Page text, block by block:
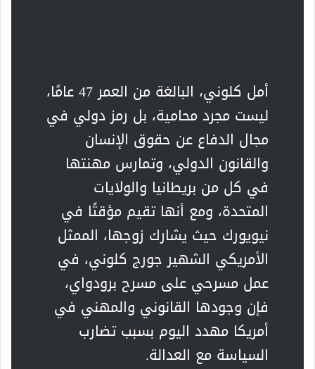
أمل كلوني، البالغة من العمر 47 عامًا،
ليست مجرد محامية، بل رمز دولي في
مجال الدفاع عن حقوق الإنسان
والقانون الدولي، وتمارس مهنتها
في كل من بريطانيا والولايات
المتحدة، ومع أنها تقيم مؤقتًا في
نيويورك حيث يشارك زوجها، الممثل
الأمريكي الشهير جورج كلوني، في
عمل مسرحي على مسرح برودواي،
فإن وجودها القانوني والمهني في
أمريكا مهدد اليوم بسبب تضارب
السياسة مع العدالة.